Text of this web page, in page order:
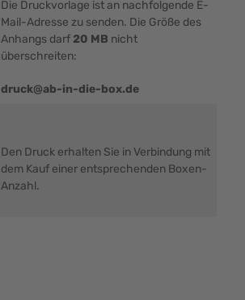
Die Druckvorlage ist an nachfolgende E-
Mail-Adresse zu senden. Die Größe des
Anhangs darf20 MB nicht
überschreiten:
druck@ab-in-die-box.de
Den Druck erhalten Sie in Verbindung mit
dem Kauf einer entsprechenden Boxen-
Anzahl.